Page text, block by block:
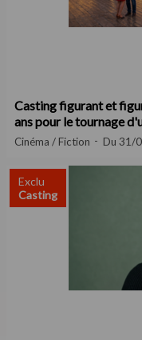
Casting figurant et
ans pour le tournage
Cinéma / Fiction Du 31/
Exclu
Casting